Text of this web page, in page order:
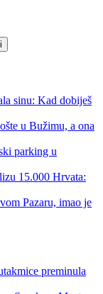
sinu: Kad dobiješ
u Bužimu, a ona
parking u
15.000 Hrvata:
Pazaru, imao je
preminula